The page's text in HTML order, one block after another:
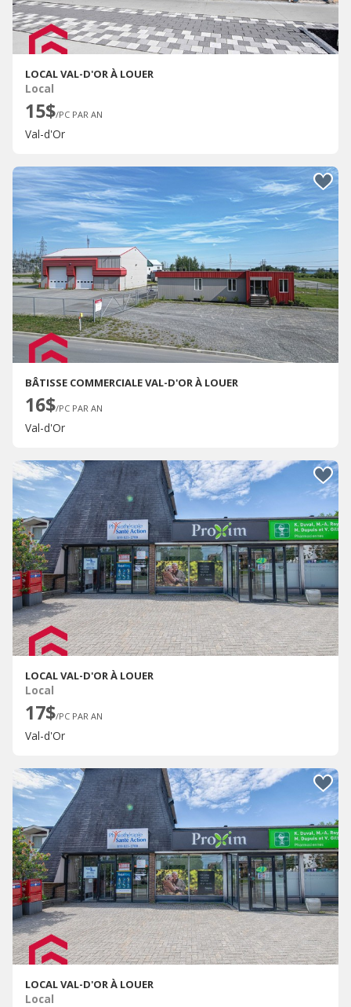
LOCAL VAL-D'OR À LOUER
Local
15$/PC PAR AN
Val-d'Or
BÂTISSE COMMERCIALE VAL-D'OR À LOUER
16$/PC PAR AN
Val-d'Or
LOCAL VAL-D'OR À LOUER
Local
17$/PC PAR AN
Val-d'Or
LOCAL VAL-D'OR À LOUER
Local